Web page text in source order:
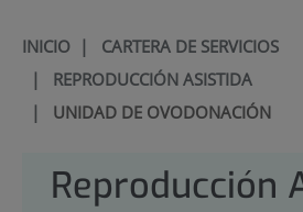
INICIO| CARTERA DE SERVICIOS
| REPRODUCCIÓN ASISTIDA
| UNIDAD DE OVODONACIÓN
Reproducción